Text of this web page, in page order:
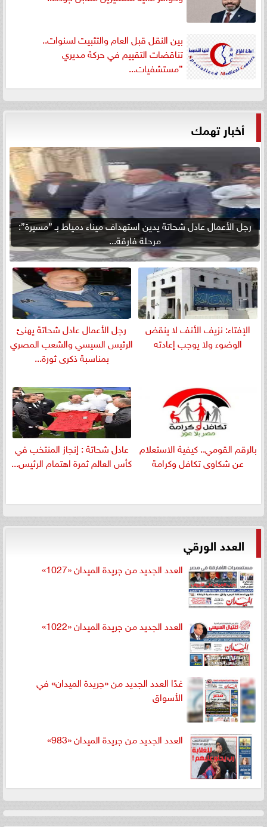
بين النقل قبل العام والتثبيت لسنوات..
تناقضات التقييم في حركة مديري
”مستشفيات...
أخبار تهمك
رجل الأعمال عادل شحاتة يدين استهداف ميناء دمياط بـ ”مسيرة”:
مرحلة فارقة...
الإفتاء: نزيف الأنف لا ينقض
الوضوء ولا يوجب إعادته
رجل الأعمال عادل شحاتة يهنئ
الرئيس السيسي والشعب المصري
بمناسبة ذكرى ثورة...
بالرقم القومي.. كيفية الاستعلام
عن شكاوى تكافل وكرامة
عادل شحاتة : إنجاز المنتخب في
كأس العالم ثمرة اهتمام الرئيس...
العدد الورقي
العدد الجديد من جريدة الميدان «1027»
العدد الجديد من جريدة الميدان «1022»
غدًا العدد الجديد من «جريدة الميدان» في
الأسواق
العدد الجديد من جريدة الميدان «983»